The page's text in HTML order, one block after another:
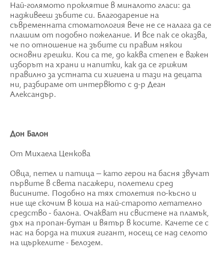
Най-голямото проклятие в миналото гласи: да
надживееш зъбите си. Благодарение на
съвременната стоматология вече не се налага да се
плашим от подобно пожелание. И все пак се оказва,
че по отношение на зъбите си правим някои
основни грешки. Кои са те, до каква степен е важен
изборът на храни и напитки, как да се грижим
правилно за устната си хигиена и тази на децата
ни, разбираме от интервюто с д-р Деан
Александър.
Дон Балон
От Михаела Ценкова
Овца, петел и патица – като герои на басня звучат
първите в света пасажери, полетели сред
висините. Подобно на тях столетия по-късно и
ние ще скочим в коша на най-старото летателно
средство - балона. Очакват ни свистене на пламък,
дъх на пропан-бутан и вятър в косите. Качете се с
нас на борда на тихия гигант, носещ се над селото
на щъркелите - Белозем.